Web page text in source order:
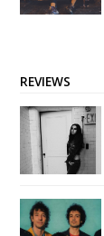
REVIEWS